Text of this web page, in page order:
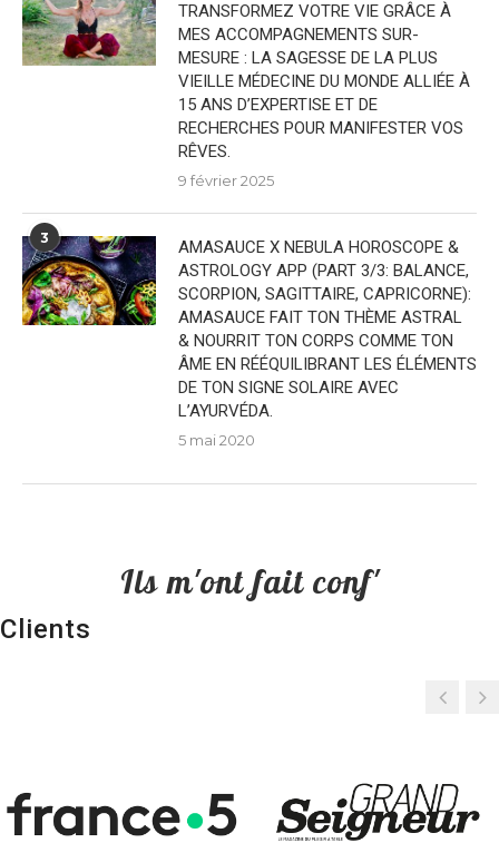
TRANSFORMEZ VOTRE VIE GRÂCE À
MES ACCOMPAGNEMENTS SUR-
MESURE : LA SAGESSE DE LA PLUS
VIEILLE MÉDECINE DU MONDE ALLIÉE À
15 ANS D’EXPERTISE ET DE
RECHERCHES POUR MANIFESTER VOS
RÊVES.
9 février 2025
3
AMASAUCE X NEBULA HOROSCOPE &
ASTROLOGY APP (PART 3/3: BALANCE,
SCORPION, SAGITTAIRE, CAPRICORNE):
AMASAUCE FAIT TON THÈME ASTRAL
& NOURRIT TON CORPS COMME TON
ÂME EN RÉÉQUILIBRANT LES ÉLÉMENTS
DE TON SIGNE SOLAIRE AVEC
L’AYURVÉDA.
5 mai 2020
Ils m'ont fait conf'
Clients